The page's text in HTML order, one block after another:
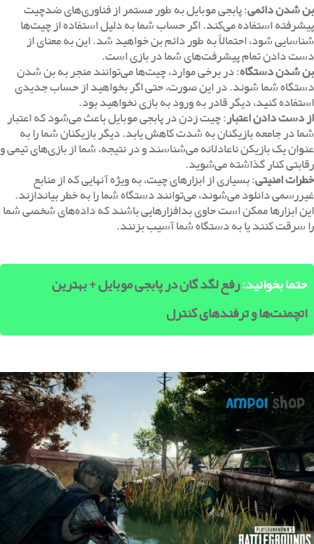
بن شدن دائمی: پابجی موبایل به طور مستمر از فناوری‌های ضدچیت
پیشرفته استفاده می‌کند. اگر حساب شما به دلیل استفاده از چیت‌ها
شناسایی شود، احتمالاً به طور دائم بن خواهید شد. این به معنای از
دست دادن تمام پیشرفت‌های شما در بازی است.
بن شدن دستگاه: در برخی موارد، چیت‌ها می‌توانند منجر به بن شدن
دستگاه شما شوند. در این صورت، حتی اگر بخواهید از حساب جدیدی
استفاده کنید، دیگر قادر به ورود به بازی نخواهید بود.
از دست دادن اعتبار: چیت زدن در پابجی موبایل باعث می‌شود که اعتبار
شما در جامعه بازیکنان به شدت کاهش یابد. دیگر بازیکنان شما را به
عنوان یک بازیکن ناعادلانه می‌شناسند و در نتیجه، شما از بازی‌های تیمی و
رقابتی کنار گذاشته می‌شوید.
خطرات امنیتی: بسیاری از ابزارهای چیت، به ویژه آنهایی که از منابع
غیررسمی دانلود می‌شوند، می‌توانند دستگاه شما را به خطر بیاندازند.
این ابزارها ممکن است حاوی بدافزارهایی باشند که داده‌های شخصی شما
را سرقت کنند یا به دستگاه شما آسیب بزنند.
حتما بخوانید:رفع لگد گان در پابجی موبایل + بهترین
اتچمنت‌ها و ترفندهای کنترل